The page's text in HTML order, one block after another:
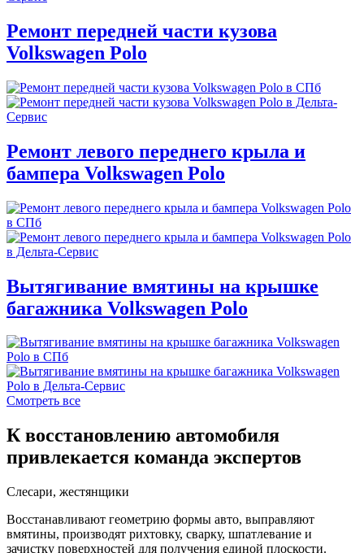
Ремонт передней части кузова
Volkswagen Polo
Ремонт левого переднего крыла и
бампера Volkswagen Polo
Вытягивание вмятины на крышке
багажника Volkswagen Polo
Смотреть все
К восстановлению автомобиля
привлекается команда экспертов
Слесари, жестянщики
Восстанавливают геометрию формы авто, выправляют
вмятины, производят рихтовку, сварку, шпатлевание и
зачистку поверхностей для получения единой плоскости.